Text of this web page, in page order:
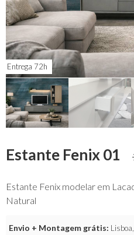
Entrega 72h
Estante Fenix 01
Estante Fenix modelar em
Natural
Envio + Montagem grátis: